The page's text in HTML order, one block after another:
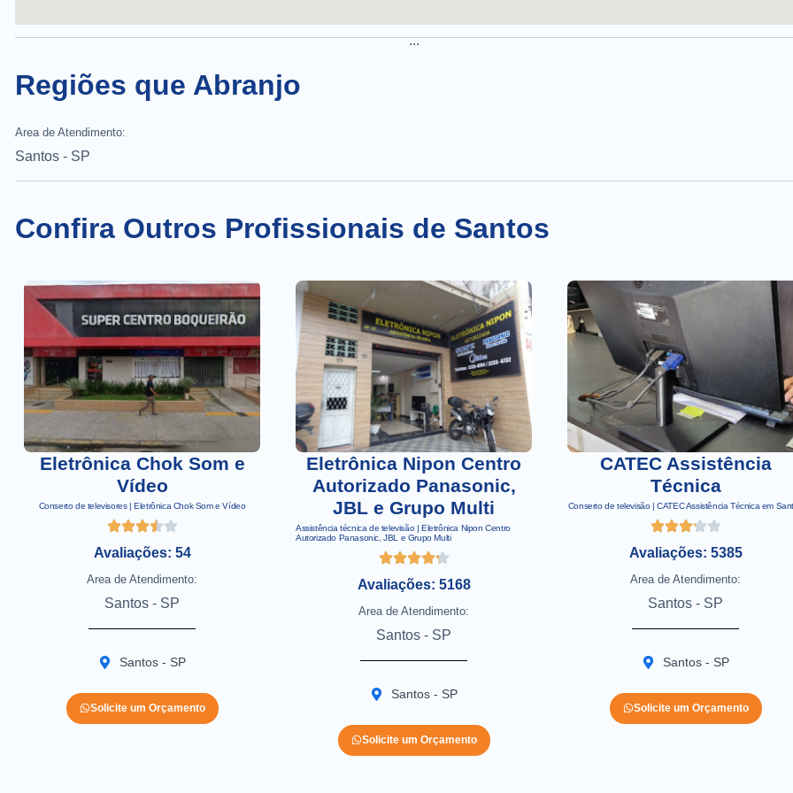
...
Regiões que Abranjo
Area de Atendimento:
Santos - SP
Confira Outros Profissionais de Santos
Eletrônica Chok Som e
Vídeo
Conserto de televisores | Eletrônica Chok Som e Vídeo
Avaliações: 54
Area de Atendimento:
Santos - SP
Santos - SP
Solicite um Orçamento
Eletrônica Nipon Centro
Autorizado Panasonic,
JBL e Grupo Multi
Assistência técnica de televisão | Eletrônica Nipon Centro
Autorizado Panasonic, JBL e Grupo Multi
Avaliações: 5168
Area de Atendimento:
Santos - SP
Santos - SP
Solicite um Orçamento
CATEC Assistência
Técnica
Conserto de televisão | CATEC Assistência Técnica em
Avaliações: 5385
Area de Atendimento:
Santos - SP
Santos - SP
Solicite um Orçamento